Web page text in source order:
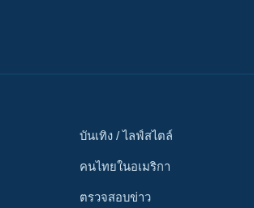
บันเทิง / ไลฟ์สไตล์
คนไทยในอเมริกา
ตรวจสอบข่าว